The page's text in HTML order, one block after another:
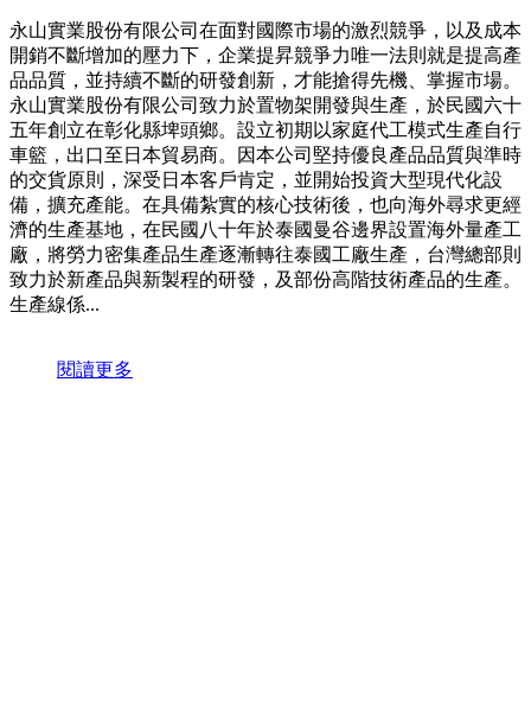
永山實業股份有限公司在面對國際市場的激烈競爭，以及成本
開銷不斷增加的壓力下，企業提昇競爭力唯一法則就是提高產
品品質，並持續不斷的研發創新，才能搶得先機、掌握市場。
永山實業股份有限公司致力於置物架開發與生產，於民國六十
五年創立在彰化縣埤頭鄉。設立初期以家庭代工模式生產自行
車籃，出口至日本貿易商。因本公司堅持優良產品品質與準時
的交貨原則，深受日本客戶肯定，並開始投資大型現代化設
備，擴充產能。在具備紮實的核心技術後，也向海外尋求更經
濟的生產基地，在民國八十年於泰國曼谷邊界設置海外量產工
廠，將勞力密集產品生產逐漸轉往泰國工廠生產，台灣總部則
致力於新產品與新製程的研發，及部份高階技術產品的生產。
生產線係...
閱讀更多